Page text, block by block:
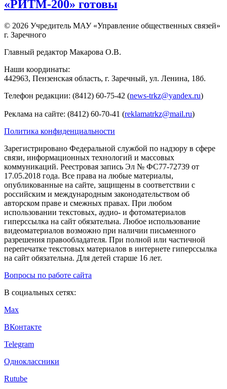
«РИТМ-200» готовы
© 2026 Учредитель МАУ «Управление общественных связей»
г. Заречного
Главный редактор Макарова О.В.
Наши координаты:
442963, Пензенская область, г. Заречный, ул. Ленина, 18б.
Телефон редакции: (8412) 60-75-42 (news-trkz@yandex.ru)
Реклама на сайте: (8412) 60-70-41 (reklamatrkz@mail.ru)
Политика конфиденциальности
Зарегистрировано Федеральной службой по надзору в сфере
связи, информационных технологий и массовых
коммуникаций. Реестровая запись Эл № ФС77-72739 от
17.05.2018 года. Все права на любые материалы,
опубликованные на сайте, защищены в соответствии с
российским и международным законодательством об
авторском праве и смежных правах. При любом
использовании текстовых, аудио- и фотоматериалов
гиперссылка на сайт обязательна. Любое использование
видеоматериалов возможно при наличии письменного
разрешения правообладателя. При полной или частичной
перепечатке текстовых материалов в интернете гиперссылка
на сайт обязательна. Для детей старше 16 лет.
Вопросы по работе сайта
В социальных сетях:
Max
ВКонтакте
Telegram
Одноклассники
Rutube